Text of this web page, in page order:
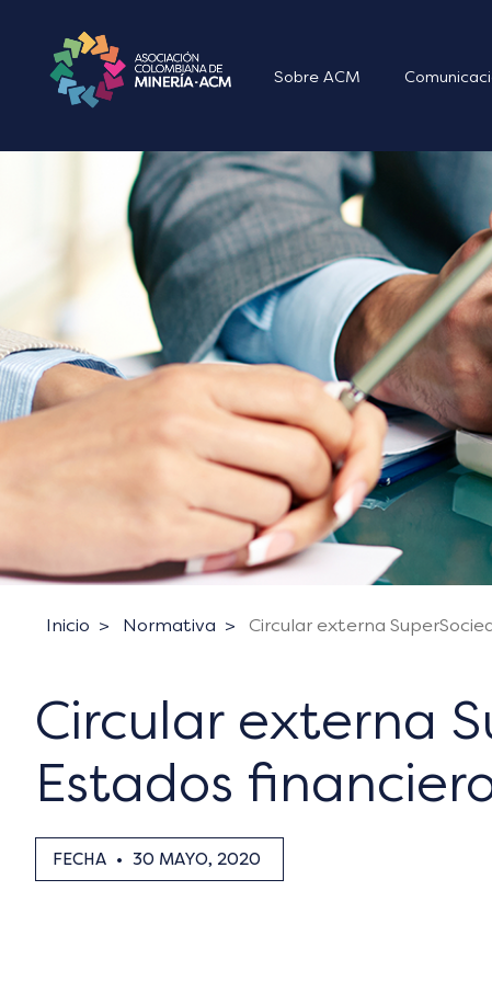
Sobre ACM
Inicio Normativa Circular externa
Circular externa
Estados
FECHA • 30 MAYO, 2020